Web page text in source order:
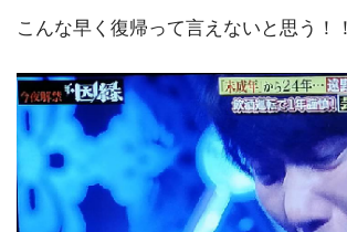
こんな早く復帰って言えないと思う！